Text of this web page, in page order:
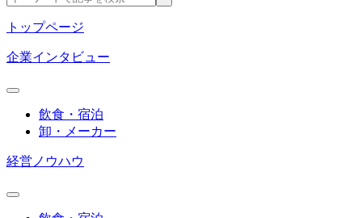
トップページ
企業インタビュー
飲食・宿泊
卸・メーカー
経営ノウハウ